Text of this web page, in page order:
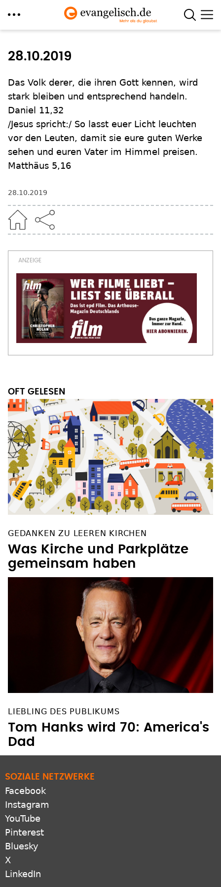
zum
28.10.2019
Das Volk derer, die ihren Gott kennen, wird
stark bleiben und entsprechend handeln.
Daniel 11,32
/Jesus spricht:/ So lasst euer Licht leuchten
vor den Leuten, damit sie eure guten Werke
sehen und euren Vater im Himmel preisen.
Matthäus 5,16
28.10.2019
OFT GELESEN
GEDANKEN ZU LEEREN KIRCHEN
Was Kirche und Parkplätze
gemeinsam haben
LIEBLING DES PUBLIKUMS
Tom Hanks wird 70: America's
Dad
SOZIALE NETZWERKE
Facebook
Instagram
YouTube
Pinterest
Bluesky
X
LinkedIn